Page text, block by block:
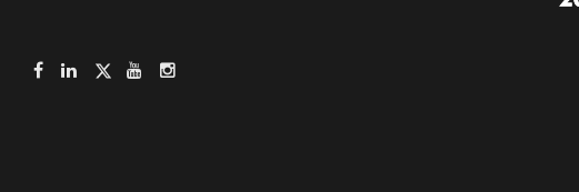
Facebook
LinkedIn
Twitter
YouTube